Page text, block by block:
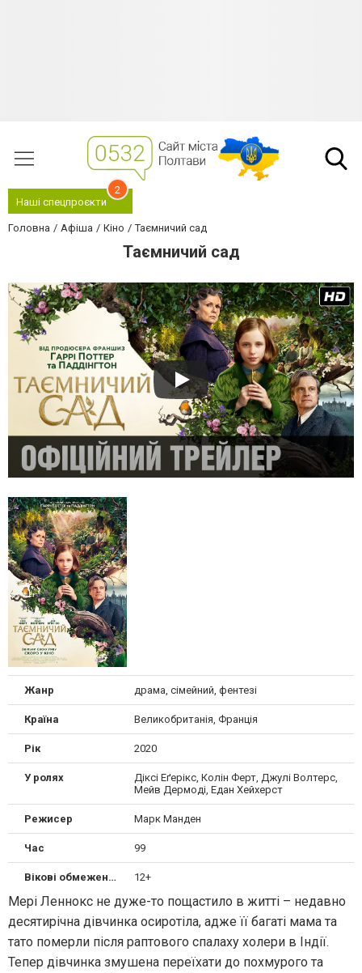
Наші спецпроєкти
2
Головна Афіша Кіно Таємничий сад
Таємничий сад
Жанр драма, сімейний, фентезі
Країна Великобританія, Франція
Рік 2020
У ролях
Діксі Еґерікс, Колін Ферт, Джулі Волтерс,
Мейв Дермоді, Едан Хейхерст
Режисер Марк Манден
Час 99
Вікові обмеження 12+
Мері Леннокс не дуже-то пощастило в житті – недавно
десятирічна дівчинка осиротіла, адже її багаті мама та
тато померли після раптового спалаху холери в Індії.
Тепер дівчинка змушена переїхати до похмурого та